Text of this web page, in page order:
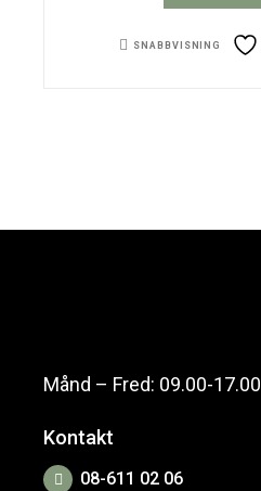
SNABBVISNING
Månd – Fred: 09.00-17.00
Kontakt
08-611 02 06